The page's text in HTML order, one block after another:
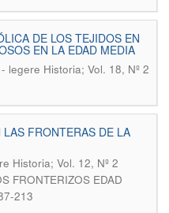
DE LOS TEJIDOS EN
EN LA EDAD MEDIA
legere Historia; Vol. 18, Nº 2
FRONTERAS DE LA
Historia; Vol. 12, Nº 2
FRONTERIZOS EDAD
213